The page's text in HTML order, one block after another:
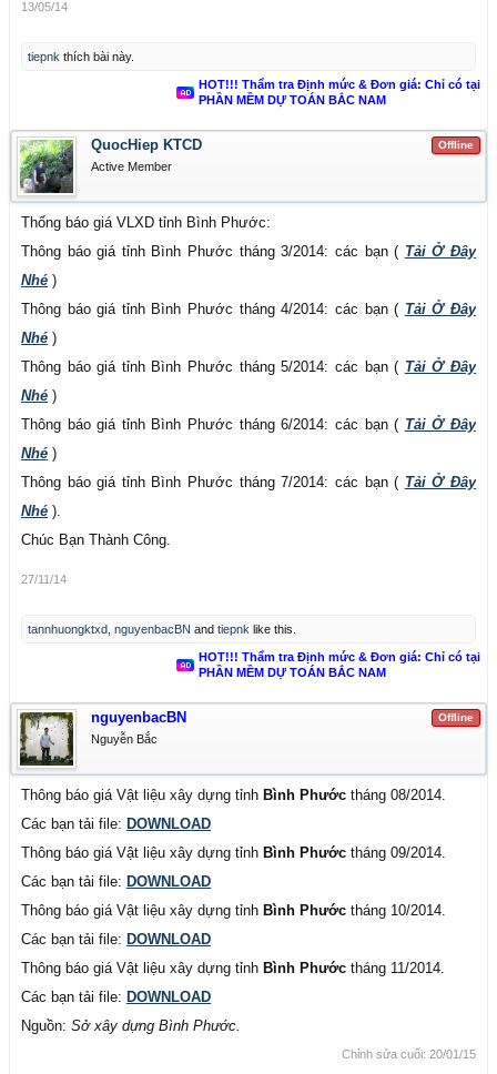
13/05/14
tiepnk thích bài này.
HOT!!! Thẩm tra Định mức & Đơn giá: Chỉ có tại
PHẦN MỀM DỰ TOÁN BẮC NAM
Offline
QuocHiep KTCD
Active Member
Thống báo giá VLXD tỉnh Bình Phước:
Thông báo giá tỉnh Bình Phước tháng 3/2014: các bạn ( Tải Ở Đây
Nhé )
Thông báo giá tỉnh Bình Phước tháng 4/2014: các bạn ( Tải Ở Đây
Nhé )
Thông báo giá tỉnh Bình Phước tháng 5/2014: các bạn ( Tải Ở Đây
Nhé )
Thông báo giá tỉnh Bình Phước tháng 6/2014: các bạn ( Tải Ở Đây
Nhé )
Thông báo giá tỉnh Bình Phước tháng 7/2014: các bạn ( Tải Ở Đây
Nhé ).
Chúc Bạn Thành Công.
27/11/14
tannhuongktxd nguyenbacBN and tiepnk like this.
HOT!!! Thẩm tra Định mức & Đơn giá: Chỉ có tại
PHẦN MỀM DỰ TOÁN BẮC NAM
Offline
nguyenbacBN
Nguyễn Bắc
Thông báo giá Vật liệu xây dựng tỉnh Bình Phước tháng 08/2014.
Các bạn tải file: DOWNLOAD
Thông báo giá Vật liệu xây dựng tỉnh Bình Phước tháng 09/2014.
Các bạn tải file: DOWNLOAD
Thông báo giá Vật liệu xây dựng tỉnh Bình Phước tháng 10/2014.
Các bạn tải file: DOWNLOAD
Thông báo giá Vật liệu xây dựng tỉnh Bình Phước tháng 11/2014.
Các bạn tải file: DOWNLOAD
Nguồn: Sở xây dựng Bình Phước.
Chỉnh sửa cuối: 20/01/15